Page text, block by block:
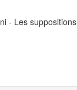
- Les suppositions